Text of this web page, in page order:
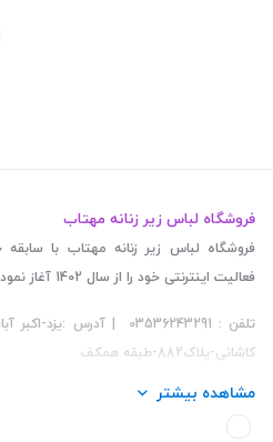
فروشگاه لباس زیر زنانه مهتاب
فروشگاه لباس زیر زنانه مهتاب با
فعالیت اینترنتی خود را از سال 1402 آغاز نموده است
کاشانی-پلاک882-طبقه همکف
مشاهده بیشتر